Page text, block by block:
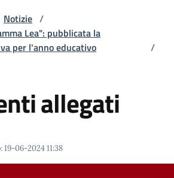
Notizie /
Lea": pubblicata la
per l'anno educativo
/
allegati
:19-06-2024 11:38